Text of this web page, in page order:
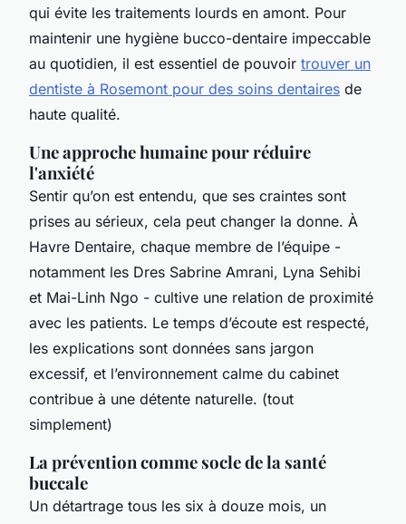
qui évite les traitements lourds en amont. Pour
maintenir une hygiène bucco-dentaire impeccable
au quotidien, il est essentiel de pouvoir trouver un
dentiste à Rosemont pour des soins dentaires de
haute qualité.
Une approche humaine pour réduire
l'anxiété
Sentir qu’on est entendu, que ses craintes sont
prises au sérieux, cela peut changer la donne. À
Havre Dentaire, chaque membre de l’équipe -
notamment les Dres Sabrine Amrani, Lyna Sehibi
et Mai-Linh Ngo - cultive une relation de proximité
avec les patients. Le temps d’écoute est respecté,
les explications sont données sans jargon
excessif, et l’environnement calme du cabinet
contribue à une détente naturelle. (tout
simplement)
La prévention comme socle de la santé
buccale
Un détartrage tous les six à douze mois, un